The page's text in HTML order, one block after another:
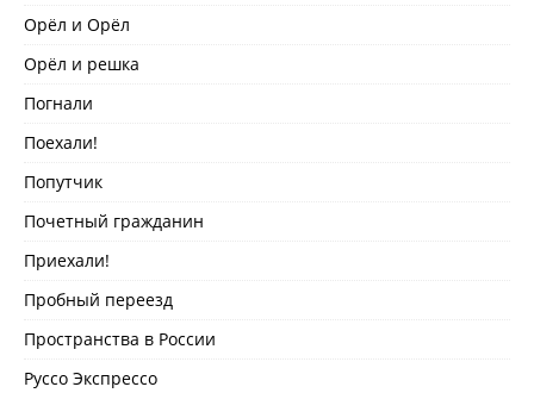
Орёл и Орёл
Орёл и решка
Погнали
Поехали!
Попутчик
Почетный гражданин
Приехали!
Пробный переезд
Пространства в России
Руссо Экспрессо